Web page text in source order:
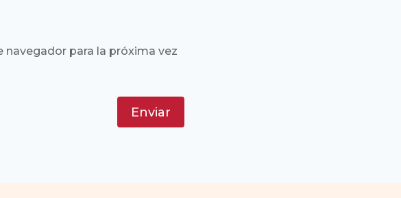
navegador para la próxima vez
Enviar